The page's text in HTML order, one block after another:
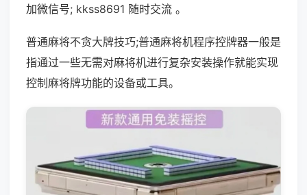
加微信号; kkss8691 随时交流 。
普通麻将不贪大牌技巧;普通麻将机程序控牌器一般是
指通过一些无需对麻将机进行复杂安装操作就能实现
控制麻将牌功能的设备或工具。